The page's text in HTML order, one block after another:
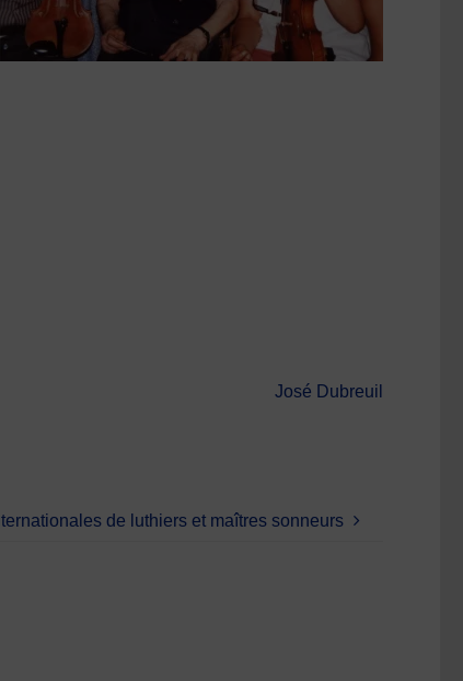
José Dubreuil
de luthiers et maîtres sonneurs